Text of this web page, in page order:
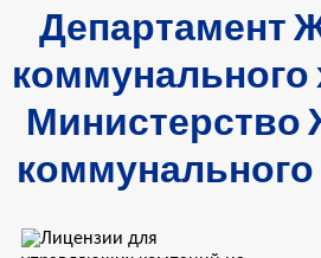
Департамент
коммунального
коммунального